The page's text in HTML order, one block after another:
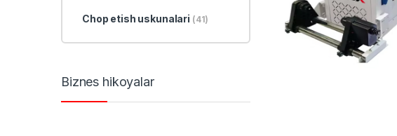
Chop etish uskunalari (41)
Biznes hikoyalar